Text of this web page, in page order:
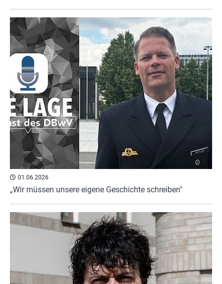
01.06.2026
„Wir müssen unsere eigene Geschichte schreiben"